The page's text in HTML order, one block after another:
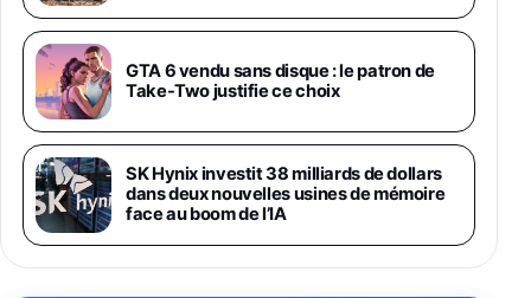
Philips SHK2000BL - Casque Enfant - Bleu &
Répartiteur Audio 5 Casques, Blanc
24,94€ 29,96€Fnac (Vendeur Tiers)
Asus RT-AC59U Routeur sans Fil Double
Bande Gigabit (Serveur et Client VPN, Triple
Vlan, Mode Point d'accès et Bridge, contrôle
Parental, Qos)
39,72€ 50,42€Amazon
Panasonic KX-TG6822 Téléphones Sans fil
GTA 6 vendu sans disque : le patron de
Take-Two justifie ce choix
SK Hynix investit 38 milliards de dollars
dans deux nouvelles usines de mémoire
face au boom de l’IA